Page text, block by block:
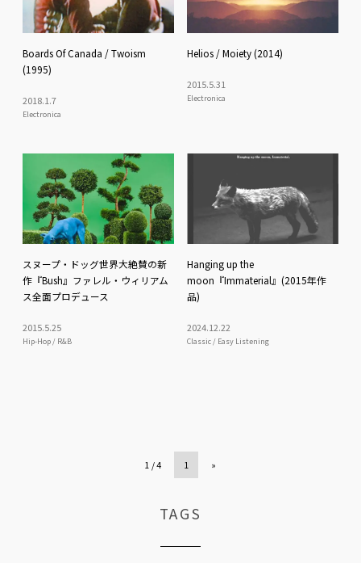
Boards Of Canada / Twoism
(1995)
2018.1.7
Electronica
Helios / Moiety (2014)
2015.5.31
Electronica
スヌープ・ドッグ世界大絶賛の新
作『Bush』ファレル・ウィリアム
ス全面プロデュース
2015.5.25
Hip-Hop / R&B
Hanging up the
moon『Immaterial』(2015年作
品)
2024.12.22
Classic / Easy Listening
1 / 4 1 »
TAGS